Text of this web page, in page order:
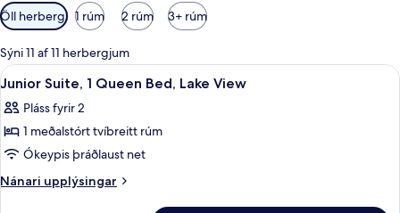
Síur
í
boði
fyrir
herbergi
Öll herbergi 1 rúm 2 rúm 3+ rúm
Sýni 11 af 11 herbergjum
Skoða
allar
myndir
fyrir
Junior
Suite,
Myrkratjöld/-gardínur,
9
Junior Suite, 1 Queen Bed, Lake View
Pláss fyrir 2
1 meðalstórt tvíbreitt rúm
Ókeypis þráðlaust net
Nánari upplýsingar
Nánari